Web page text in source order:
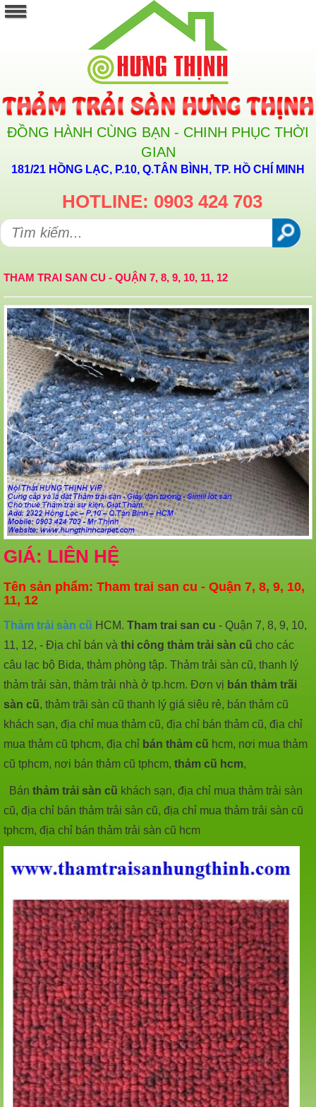
ĐỒNG HÀNH CÙNG BẠN - CHINH PHỤC THỜI
GIAN
181/21 HỒNG LẠC, P.10, Q.TÂN BÌNH, TP. HỒ CHÍ MINH
HOTLINE: 0903 424 703
THAM TRAI SAN CU - QUẬN 7, 8, 9, 10, 11, 12
GIÁ: LIÊN HỆ
Tên sản phẩm: Tham trai san cu - Quận 7, 8, 9, 10,
11, 12
Thảm trải sàn cũ HCM. Tham trai san cu - Quận 7, 8, 9, 10,
11, 12, - Địa chỉ bán và thi công thảm trải sàn cũ cho các
câu lạc bộ Bida, thảm phòng tập. Thảm trải sàn cũ, thanh lý
thảm trải sàn, thảm trải nhà ở tp.hcm. Đơn vị bán thảm trãi
sàn cũ, thảm trãi sàn cũ thanh lý giá siêu rẻ, bán thảm cũ
khách sạn, địa chỉ mua thảm cũ, địa chỉ bán thảm cũ, địa chỉ
mua thảm cũ tphcm, địa chỉ bán thảm cũ hcm, nơi mua thảm
cũ tphcm, nơi bán thảm cũ tphcm, thảm cũ hcm,
Bán thảm trải sàn cũ khách sạn, địa chỉ mua thảm trải sàn
cũ, địa chỉ bán thảm trải sàn cũ, địa chỉ mua thảm trải sàn cũ
tphcm, địa chỉ bán thảm trải sàn cũ hcm